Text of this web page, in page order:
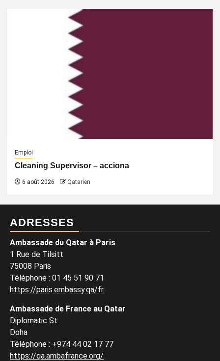
Emploi
Cleaning Supervisor – acciona
6 août 2026 Qatarien
ADRESSES
Ambassade du Qatar à Paris
1 Rue de Tilsitt
75008 Paris
Téléphone : 01 45 51 90 71
https://paris.embassy.qa/fr
Ambassade de France au Qatar
Diplomatic St
Doha
Téléphone : +974 44 02 17 77
https://qa.ambafrance.org/